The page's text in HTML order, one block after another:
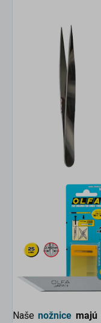
Našenožnice majú